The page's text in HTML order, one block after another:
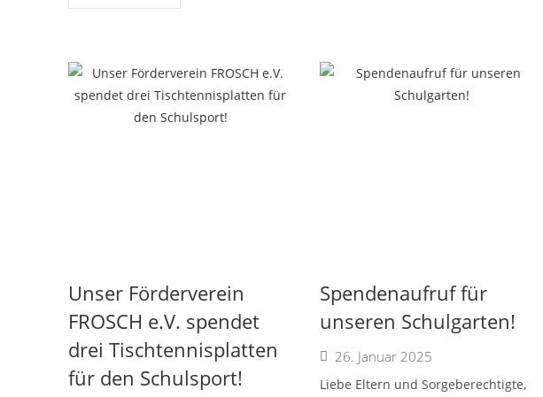
Unser Förderverein
FROSCH e.V. spendet
drei Tischtennisplatten
für den Schulsport!
Spendenaufruf für
unseren Schulgarten!
26. Januar 2025
Liebe Eltern und Sorgeberechtigte,